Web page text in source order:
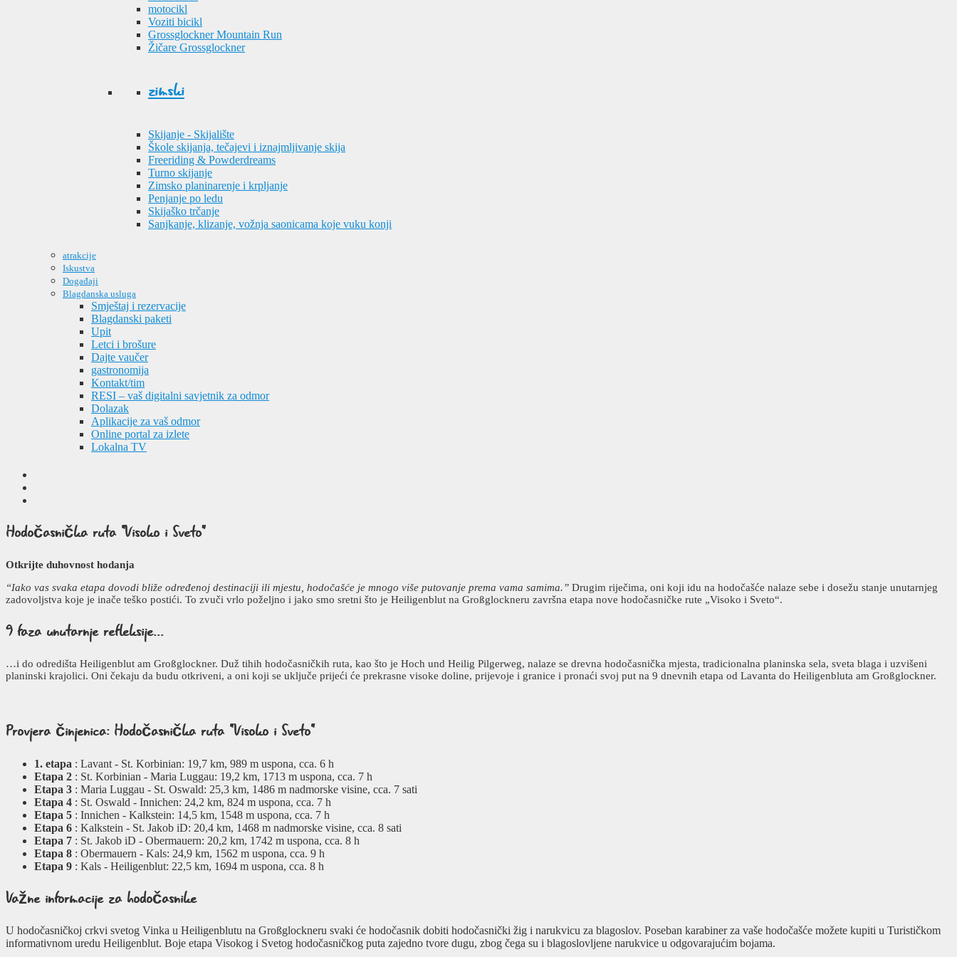
motocikl
Voziti bicikl
Grossglockner Mountain Run
Žičare Grossglockner
zimski
Skijanje - Skijalište
Škole skijanja, tečajevi i iznajmljivanje skija
Freeriding & Powderdreams
Turno skijanje
Zimsko planinarenje i krpljanje
Penjanje po ledu
Skijaško trčanje
Sanjkanje, klizanje, vožnja saonicama koje vuku konji
atrakcije
Iskustva
Događaji
Blagdanska usluga
Smještaj i rezervacije
Blagdanski paketi
Upit
Letci i brošure
Dajte vaučer
gastronomija
Kontakt/tim
RESI – vaš digitalni savjetnik za odmor
Dolazak
Aplikacije za vaš odmor
Online portal za izlete
Lokalna TV
Hodočasnička ruta “Visoko i Sveto”
Otkrijte duhovnost hodanja
“Iako vas svaka etapa dovodi bliže određenoj destinaciji ili mjestu, hodočašće je mnogo više putovanje prema vama samima.” Drugim riječima, oni koji idu na hodočašće nalaze sebe i dosežu stanje unutarnjeg
zadovoljstva koje je inače teško postići. To zvuči vrlo poželjno i jako smo sretni što je Heiligenblut na Großglockneru završna etapa nove hodočasničke rute „Visoko i Sveto“.
9 faza unutarnje refleksije...
…i do odredišta Heiligenblut am Großglockner. Duž tihih hodočasničkih ruta, kao što je Hoch und Heilig Pilgerweg, nalaze se drevna hodočasnička mjesta, tradicionalna planinska sela, sveta blaga i uzvišeni
planinski krajolici. Oni čekaju da budu otkriveni, a oni koji se uključe prijeći će prekrasne visoke doline, prijevoje i granice i pronaći svoj put na 9 dnevnih etapa od Lavanta do Heiligenbluta am Großglockner.
Provjera činjenica: Hodočasnička ruta "Visoko i Sveto"
1. etapa : Lavant - St. Korbinian: 19,7 km, 989 m uspona, cca. 6 h
Etapa 2 : St. Korbinian - Maria Luggau: 19,2 km, 1713 m uspona, cca. 7 h
Etapa 3 : Maria Luggau - St. Oswald: 25,3 km, 1486 m nadmorske visine, cca. 7 sati
Etapa 4 : St. Oswald - Innichen: 24,2 km, 824 m uspona, cca. 7 h
Etapa 5 : Innichen - Kalkstein: 14,5 km, 1548 m uspona, cca. 7 h
Etapa 6 : Kalkstein - St. Jakob iD: 20,4 km, 1468 m nadmorske visine, cca. 8 sati
Etapa 7 : St. Jakob iD - Obermauern: 20,2 km, 1742 m uspona, cca. 8 h
Etapa 8 : Obermauern - Kals: 24,9 km, 1562 m uspona, cca. 9 h
Etapa 9 : Kals - Heiligenblut: 22,5 km, 1694 m uspona, cca. 8 h
Važne informacije za hodočasnike
U hodočasničkoj crkvi svetog Vinka u Heiligenblutu na Großglockneru svaki će hodočasnik dobiti hodočasnički žig i narukvicu za blagoslov. Poseban karabiner za vaše hodočašće možete kupiti u Turističkom
informativnom uredu Heiligenblut. Boje etapa Visokog i Svetog hodočasničkog puta zajedno tvore dugu, zbog čega su i blagoslovljene narukvice u odgovarajućim bojama.